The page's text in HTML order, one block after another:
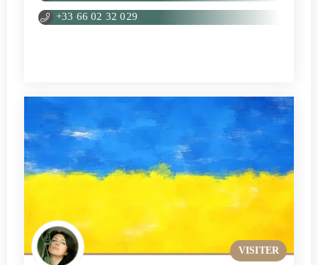
+33 66 02 32 029
VISITER